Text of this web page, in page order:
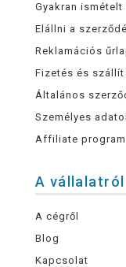
Gyakran
Elállni a
Reklamációs
Fizetés és
Általános
Személyes
Affiliate program
A vállalatról
A cégről
Blog
Kapcsolat